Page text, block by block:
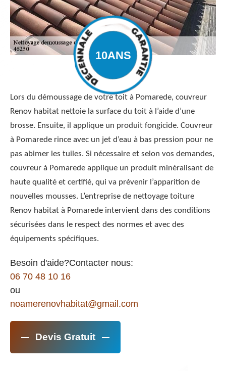
Lors du démoussage de votre toit à Pomarede, couvreur
Renov habitat nettoie la surface du toit à l’aide d’une
brosse. Ensuite, il applique un produit fongicide. Couvreur
à Pomarede rince avec un jet d’eau à bas pression pour ne
pas abimer les tuiles. Si nécessaire et selon vos demandes,
couvreur à Pomarede applique un produit minéralisant de
haute qualité et certifié, qui va prévenir l’apparition de
nouvelles mousses. L’entreprise de nettoyage toiture
Renov habitat à Pomarede intervient dans des conditions
sécurisées dans le respect des normes et avec des
équipements spécifiques.
Besoin d'aide?Contacter nous:
06 70 48 10 16
ou
noamerenovhabitat@gmail.com
Devis Gratuit